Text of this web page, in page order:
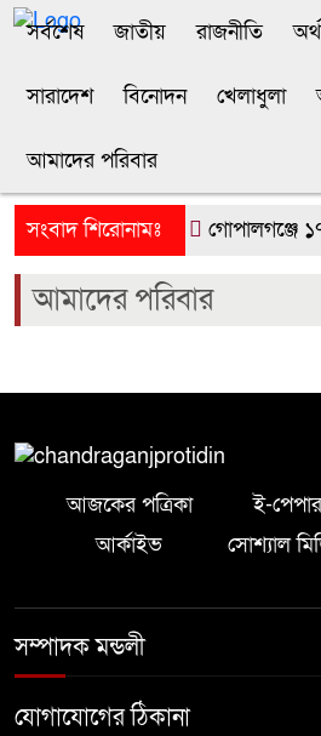
সর্বশেষ জাতীয় রাজনীতি
সারাদেশ বিনোদন খেলাধুলা
আমাদের পরিবার
সংবাদ শিরোনামঃ গোপালগঞ্জে
আমাদের পরিবার
আজকের পত্রিকা ই-
আর্কাইভ
সোশ্যাল
সম্পাদক মন্ডলী
যোগাযোগের ঠিকানা